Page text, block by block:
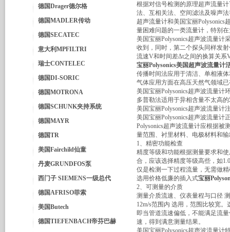
德国Drager德尔格
德国MADLER传动
德国SECATEC
意大利MPFILTRI
瑞士CONTELEC
德国DI-SORIC
德国MOTRONA
德国SCHUNK夹持系统
德国MAYR
德国TR
美国Fairchild仙童
丹麦GRUNDFOS泵
西门子 SIEMENS一级总代
德国AFRISO菲索
美国Butech
德国TIEFENBACH帝芬巴赫
根据对信号检测的原理超声流量
法、互相关法、空间滤法及噪声
超声流量计和美国宝丽
量困难问题的一类流量计，特别
美国宝丽Polysonics超声波流量
收到，同时，第二个探头同样发
流速V和时间差Δt之间的换算关系
宝丽Polysonics美国超声波流量计
传播时间法应用于清洁、单相液
气体应用方面在高压天然气领域
美国宝丽Polysonics超声波流量计
多普勒法适用于异相含量不太高
美国宝丽Polysonics超声波流量计
美国宝丽Polysonics超声波流量计
Polysonics超声波流量计应根据被
量范围、衬里材料、电极材料和
1、精密功能检查
精度等级和功能根据测量要求和
合，应该选择精度等级高些，如
仅是检测一下过程流量，无需做
选用价格低廉的插入式宝丽
2、可测量的介质
测量介质流速、仪表量程与口径
12m/s范围内 选用，范围比较宽
即当管道流速偏低，不能满足流
速，得到满意测量结果。
美国宝丽Polysonics超声波流量计